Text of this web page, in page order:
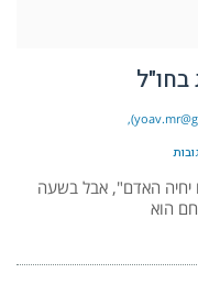
יחיה האדם", אבל בשעה
הוא